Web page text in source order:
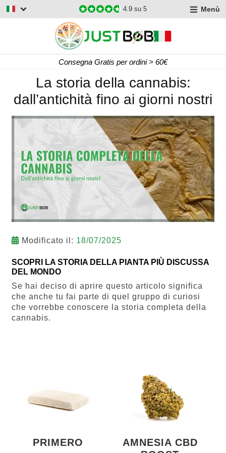
4.9 su 5 Menù
Consegna Gratis per ordini > 60€
La storia della cannabis:
dall’antichità fino ai giorni nostri
Modificato il: 18/07/2025
SCOPRI LA STORIA DELLA PIANTA PIÙ DISCUSSA
DEL MONDO
Se hai deciso di aprire questo articolo significa
che anche tu fai parte di quel gruppo di curiosi
che vorrebbe conoscere la storia completa della
cannabis.
PRIMERO
AMNESIA CBD